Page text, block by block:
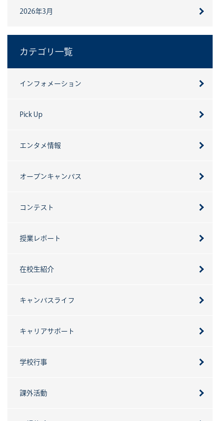
2026年3月
カテゴリ一覧
インフォメーション
Pick Up
エンタメ情報
オープンキャンパス
コンテスト
授業レポート
在校生紹介
キャンパスライフ
キャリアサポート
学校行事
課外活動